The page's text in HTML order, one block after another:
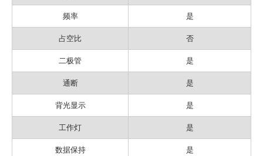
频率
是
占空比
否
二极管
是
通断
是
背光显示
是
工作灯
是
数据保持
是